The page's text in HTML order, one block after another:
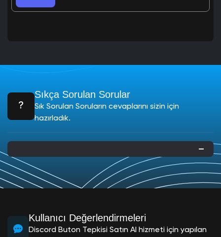
Sıkça Sorulan Sorular
Sık Sorulan Soruların cevaplarını sizin için
hazırladık.
Kullanıcı Değerlendirmeleri
Discord Buton Tepkisi Satın Al hizmeti için yapılan